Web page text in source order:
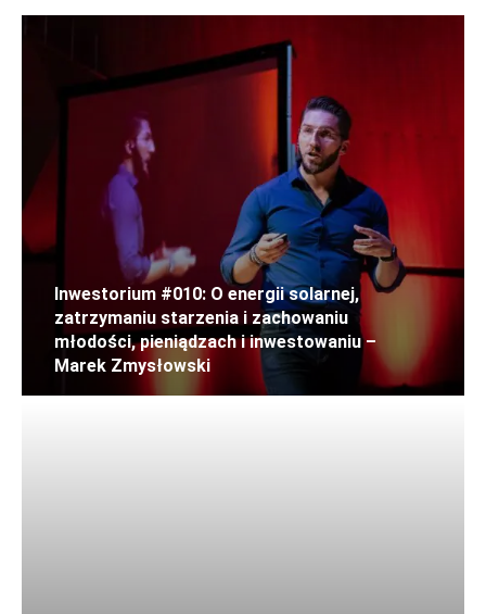
Inwestorium #010: O energii solarnej,
zatrzymaniu starzenia i zachowaniu
młodości, pieniądzach i inwestowaniu –
Marek Zmysłowski